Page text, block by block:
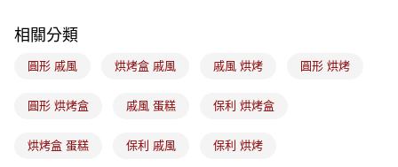
每筆NT$100，滿NT$1,500(含以上)免運費
付款後門市自取
相關分類
圓形 戚風 烘烤盒 戚風 戚風 烘烤 圓形 烘烤
圓形 烘烤盒 戚風 蛋糕 保利 烘烤盒
烘烤盒 蛋糕 保利 戚風 保利 烘烤